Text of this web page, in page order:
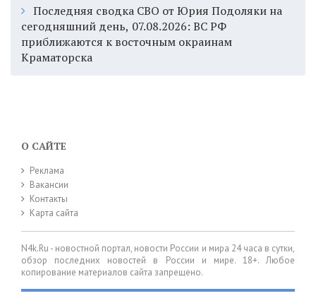
Последняя сводка СВО от Юрия Подоляки на
сегодняшний день, 07.08.2026: ВС РФ
приближаются к восточным окраинам
Краматорска
О САЙТЕ
Реклама
Вакансии
Контакты
Карта сайта
N4k.Ru - новостной портал, новости России и мира 24 часа в сутки,
обзор последних новостей в России и мире. 18+. Любое
копирование материалов сайта запрещено.